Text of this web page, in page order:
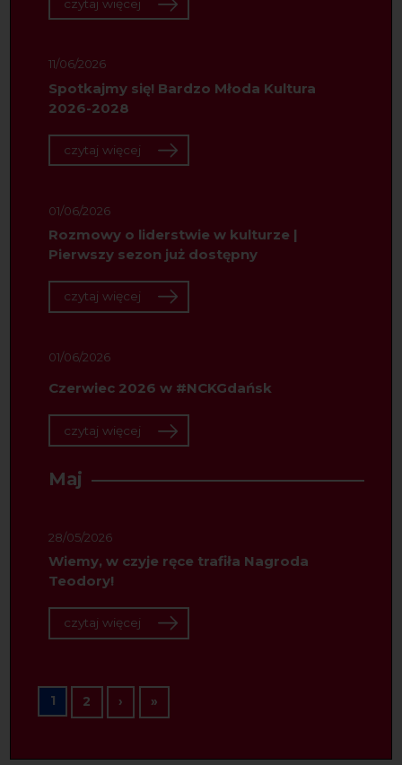
czytaj więcej
11/06/2026
Spotkajmy się! Bardzo Młoda Kultura
2026-2028
czytaj więcej
01/06/2026
Rozmowy o liderstwie w kulturze |
Pierwszy sezon już dostępny
czytaj więcej
01/06/2026
Czerwiec 2026 w #NCKGdańsk
czytaj więcej
Maj
28/05/2026
Wiemy, w czyje ręce trafiła Nagroda
Teodory!
czytaj więcej
Stronicowanie
1 2 › Następna strona
»Ostatnia strona